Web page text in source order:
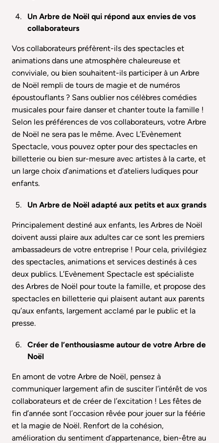
Un Arbre de Noël qui répond aux envies de vos
collaborateurs
Vos collaborateurs préfèrent-ils des spectacles et
animations dans une atmosphère chaleureuse et
conviviale, ou bien souhaitent-ils participer à un Arbre
de Noël rempli de tours de magie et de numéros
époustouflants ? Sans oublier nos célèbres comédies
musicales pour faire danser et chanter toute la famille !
Selon les préférences de vos collaborateurs, votre Arbre
de Noël ne sera pas le même. Avec L’Evènement
Spectacle, vous pouvez opter pour des spectacles en
billetterie ou bien sur-mesure avec artistes à la carte, et
un large choix d’animations et d’ateliers ludiques pour
enfants.
Un Arbre de Noël adapté aux petits et aux grands
Principalement destiné aux enfants, les Arbres de Noël
doivent aussi plaire aux adultes car ce sont les premiers
ambassadeurs de votre entreprise ! Pour cela, privilégiez
des spectacles, animations et services destinés à ces
deux publics. L’Evènement Spectacle est spécialiste
des Arbres de Noël pour toute la famille, et propose des
spectacles en billetterie qui plaisent autant aux parents
qu’aux enfants, largement acclamé par le public et la
presse.
Créer de l’enthousiasme autour de votre Arbre de
Noël
En amont de votre Arbre de Noël, pensez à
communiquer largement afin de susciter l’intérêt de vos
collaborateurs et de créer de l’excitation ! Les fêtes de
fin d’année sont l’occasion rêvée pour jouer sur la féérie
et la magie de Noël. Renfort de la cohésion,
amélioration du sentiment d’appartenance, bien-être au